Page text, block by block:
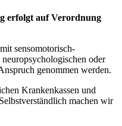
erfolgt auf Verordnung
sensomotorisch-
oder
genommen werden.
Krankenkassen und
machen wir